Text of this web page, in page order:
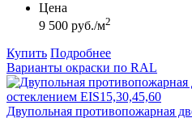
Цена
9 500 руб./м2
Купить Подробнее
Варианты окраски по RAL
Двупольная противопожарная